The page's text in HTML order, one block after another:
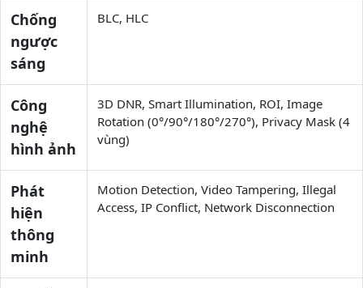
Chống
ngược
sáng
BLC, HLC
Công
nghệ
hình ảnh
3D DNR, Smart Illumination, ROI, Image
Rotation (0°/90°/180°/270°), Privacy Mask (4
vùng)
Phát
hiện
thông
minh
Motion Detection, Video Tampering, Illegal
Access, IP Conflict, Network Disconnection